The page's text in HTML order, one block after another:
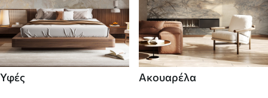
Υφές Ακουαρέλα